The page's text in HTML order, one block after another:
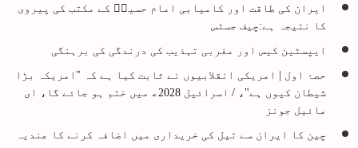
ایران کی طاقت اور کامیابی امام حسینؑ کے مکتب کی پیروی
کا نتیجہ ہے:چیف جسٹس
ایپسٹین کیس اور مغربی تہذيب کی درندگی کی برہنگی
حصۂ اول | امریکی انقلابیوں نے ثابت کیا ہے کہ "امریکہ بڑا
شیطان کیوں ہے"، / اسرائیل 2028ع‍ میں ختم ہو جائے گا، ای
مائیل جونز
چین کا ایران سے تیل کی خریداری میں اضافہ کرنے کا عندیہ